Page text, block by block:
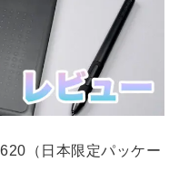
（日本限定パッケー